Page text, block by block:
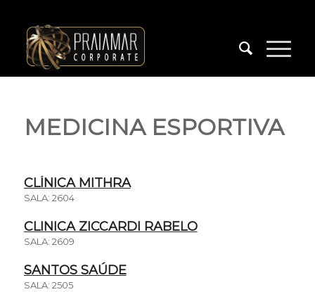
MEDICINA ESPORTIVA
CLÍNICA MITHRA
SALA: 2604
CLINICA ZICCARDI RABELO
SALA: 2609
SANTOS SAÚDE
SALA: 2505